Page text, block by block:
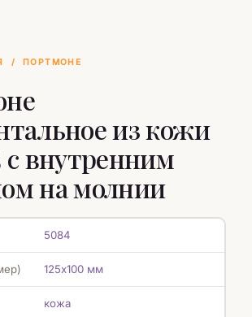
/ ПОРТМОНЕ
из кожи
с внутренним
на молнии
5084
125х100 мм
кожа